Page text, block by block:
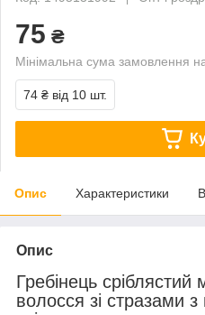
75 ₴
Мінімальна сума замовлення
74 ₴ від 10 шт.
Опис Характеристики
Опис
Гребінець
волосся зі стразами